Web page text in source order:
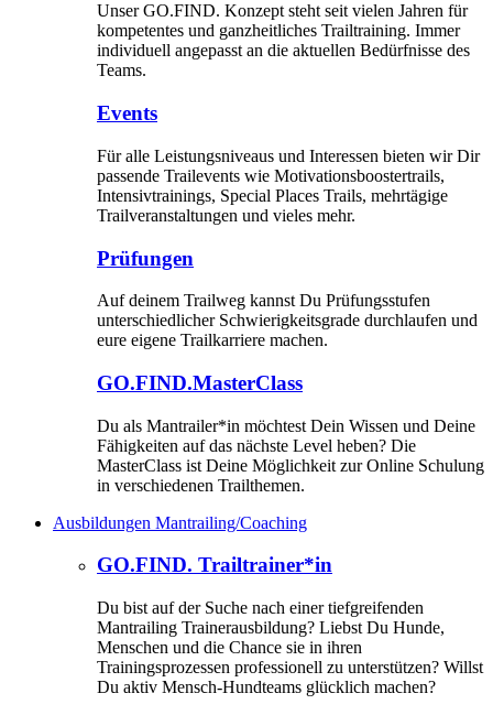
Unser GO.FIND. Konzept steht seit vielen Jahren für
kompetentes und ganzheitliches Trailtraining. Immer
individuell angepasst an die aktuellen Bedürfnisse des
Teams.
Events
Für alle Leistungsniveaus und Interessen bieten wir Dir
passende Trailevents wie Motivationsboostertrails,
Intensivtrainings, Special Places Trails, mehrtägige
Trailveranstaltungen und vieles mehr.
Prüfungen
Auf deinem Trailweg kannst Du Prüfungsstufen
unterschiedlicher Schwierigkeitsgrade durchlaufen und
eure eigene Trailkarriere machen.
GO.FIND.MasterClass
Du als Mantrailer*in möchtest Dein Wissen und Deine
Fähigkeiten auf das nächste Level heben? Die
MasterClass ist Deine Möglichkeit zur Online Schulung
in verschiedenen Trailthemen.
Ausbildungen Mantrailing/Coaching
GO.FIND. Trailtrainer*in
Du bist auf der Suche nach einer tiefgreifenden
Mantrailing Trainerausbildung? Liebst Du Hunde,
Menschen und die Chance sie in ihren
Trainingsprozessen professionell zu unterstützen? Willst
Du aktiv Mensch-Hundteams glücklich machen?